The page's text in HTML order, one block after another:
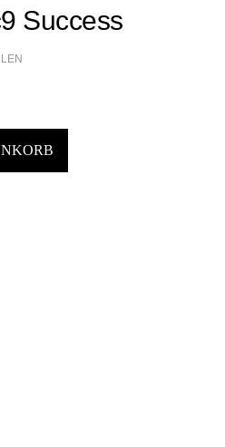
Success